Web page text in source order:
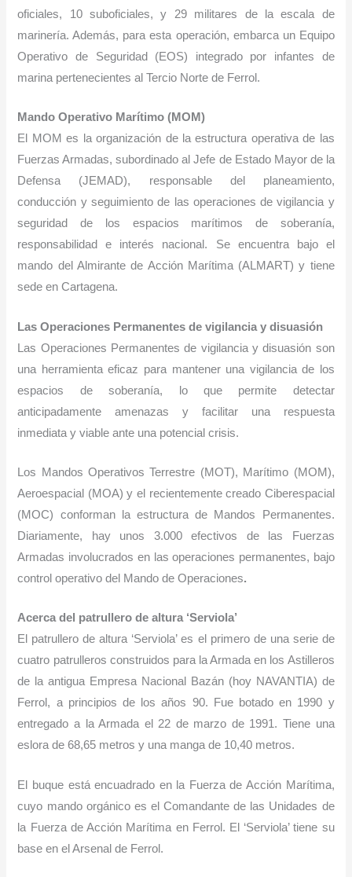
oficiales, 10 suboficiales, y 29 militares de la escala de
marinería. Además, para esta operación, embarca un Equipo
Operativo de Seguridad (EOS) integrado por infantes de
marina pertenecientes al Tercio Norte de Ferrol.
Mando Operativo Marítimo (MOM)
El MOM es la organización de la estructura operativa de las
Fuerzas Armadas, subordinado al Jefe de Estado Mayor de la
Defensa (JEMAD), responsable del planeamiento,
conducción y seguimiento de las operaciones de vigilancia y
seguridad de los espacios marítimos de soberanía,
responsabilidad e interés nacional. Se encuentra bajo el
mando del Almirante de Acción Marítima (ALMART) y tiene
sede en Cartagena.
Las Operaciones Permanentes de vigilancia y disuasión
Las Operaciones Permanentes de vigilancia y disuasión son
una herramienta eficaz para mantener una vigilancia de los
espacios de soberanía, lo que permite detectar
anticipadamente amenazas y facilitar una respuesta
inmediata y viable ante una potencial crisis.
Los Mandos Operativos Terrestre (MOT), Marítimo (MOM),
Aeroespacial (MOA) y el recientemente creado Ciberespacial
(MOC) conforman la estructura de Mandos Permanentes.
Diariamente, hay unos 3.000 efectivos de las Fuerzas
Armadas involucrados en las operaciones permanentes, bajo
control operativo del Mando de Operaciones.
Acerca del patrullero de altura ‘Serviola’
El patrullero de altura ‘Serviola’ es el primero de una serie de
cuatro patrulleros construidos para la Armada en los Astilleros
de la antigua Empresa Nacional Bazán (hoy NAVANTIA) de
Ferrol, a principios de los años 90. Fue botado en 1990 y
entregado a la Armada el 22 de marzo de 1991. Tiene una
eslora de 68,65 metros y una manga de 10,40 metros.
El buque está encuadrado en la Fuerza de Acción Marítima,
cuyo mando orgánico es el Comandante de las Unidades de
la Fuerza de Acción Marítima en Ferrol. El ‘Serviola’ tiene su
base en el Arsenal de Ferrol.